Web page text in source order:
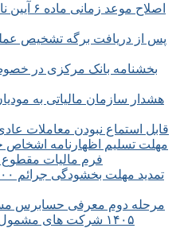
پس از دریافت برگه تشخیص
بخشنامه بانک مرکزی در
هشدار سازمان مالیاتی به
قابل استماع نبودن معاملات
مهلت تسلیم اظهارنامه
فرم مالیات مقطوع تبصره
مرحله دوم معرفی حسابرس
۱۴۰۵ شرکت های مشمول کارگروه انتخاب حسابرس